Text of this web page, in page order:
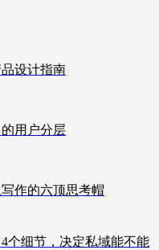
设计指南
用户分层
作的六顶思考帽
个细节，决定私域能不能